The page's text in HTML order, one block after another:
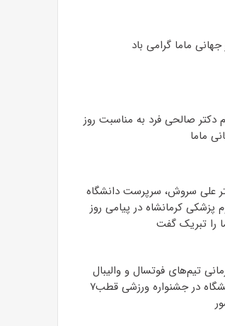
جهانی ماما گرامی باد
دکتر صالحی فرد به مناسبت روز
ماما
علی سروش، سرپرست دانشگاه
پزشکی کرمانشاه در پیامی روز
را تبریک گفت
تیم‌های فوتسال و والیبال
دانشگاه در جشنواره ورزشی قطب۷